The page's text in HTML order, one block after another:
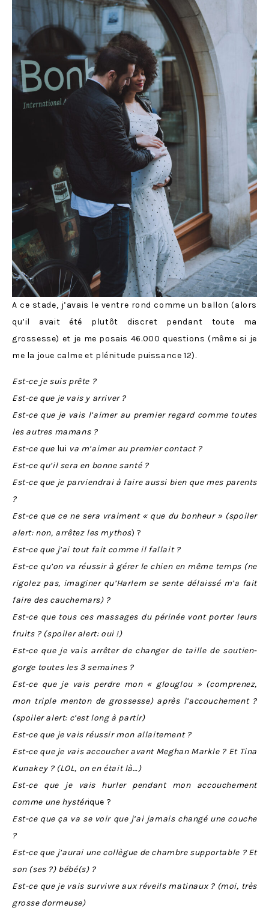
A ce stade, j’avais le ventre rond comme un ballon (alors
qu’il avait été plutôt discret pendant toute ma
grossesse) et je me posais 46.000 questions (même si je
me la joue calme et plénitude puissance 12).
Est-ce je suis prête ?
Est-ce que je vais y arriver ?
Est-ce que je vais l’aimer au premier regard comme toutes
les autres mamans ?
Est-ce que lui va m’aimer au premier contact ?
Est-ce qu’il sera en bonne santé ?
Est-ce que je parviendrai à faire aussi bien que mes parents
?
Est-ce que ce ne sera vraiment « que du bonheur » (spoiler
alert: non, arrêtez les mythos) ?
Est-ce que j’ai tout fait comme il fallait ?
Est-ce qu’on va réussir à gérer le chien en même temps (ne
rigolez pas, imaginer qu’Harlem se sente délaissé m’a fait
faire des cauchemars) ?
Est-ce que tous ces massages du périnée vont porter leurs
fruits ? (spoiler alert: oui !)
Est-ce que je vais arrêter de changer de taille de soutien-
gorge toutes les 3 semaines ?
Est-ce que je vais perdre mon « glouglou » (comprenez,
mon triple menton de grossesse) après l’accouchement ?
(spoiler alert: c’est long à partir)
Est-ce que je vais réussir mon allaitement ?
Est-ce que je vais accoucher avant Meghan Markle ? Et Tina
Kunakey ? (LOL, on en était là…)
Est-ce que je vais hurler pendant mon accouchement
comme une hystérique ?
Est-ce que ça va se voir que j’ai jamais changé une couche
?
Est-ce que j’aurai une collègue de chambre supportable ? Et
son (ses ?) bébé(s) ?
Est-ce que je vais survivre aux réveils matinaux ? (moi, très
grosse dormeuse)